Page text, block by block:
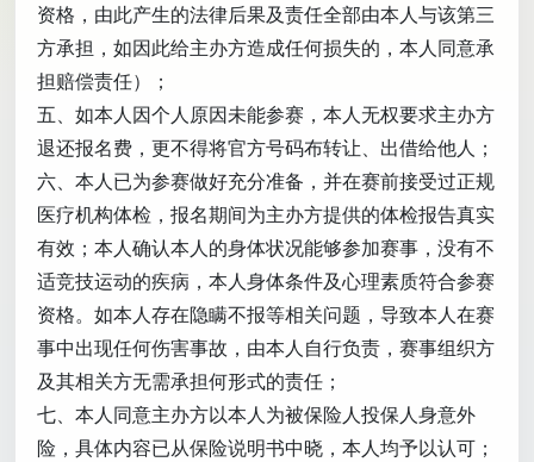
资格，由此产生的法律后果及责任全部由本人与该第三
方承担，如因此给主办方造成任何损失的，本人同意承
担赔偿责任）；
五、如本人因个人原因未能参赛，本人无权要求主办方
退还报名费，更不得将官方号码布转让、出借给他人；
六、本人已为参赛做好充分准备，并在赛前接受过正规
医疗机构体检，报名期间为主办方提供的体检报告真实
有效；本人确认本人的身体状况能够参加赛事，没有不
适竞技运动的疾病，本人身体条件及心理素质符合参赛
资格。如本人存在隐瞒不报等相关问题，导致本人在赛
事中出现任何伤害事故，由本人自行负责，赛事组织方
及其相关方无需承担何形式的责任；
七、本人同意主办方以本人为被保险人投保人身意外
险，具体内容已从保险说明书中晓，本人均予以认可；